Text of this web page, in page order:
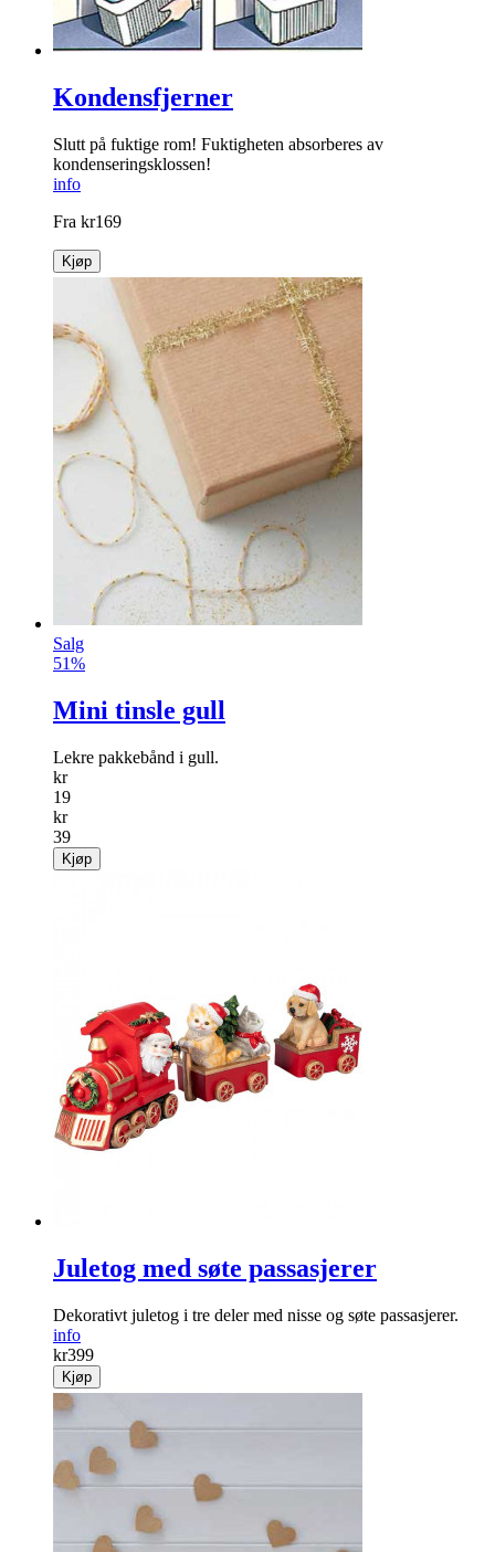
Kondensfjerner
Slutt på fuktige rom! Fuktigheten absorberes av
kondenseringsklossen!
info
Fra kr169
Kjøp
Salg
51%
Mini tinsle gull
Lekre pakkebånd i gull.
kr
19
kr
39
Kjøp
Juletog med søte passasjerer
Dekorativt juletog i tre deler med nisse og søte passasjerer.
info
kr399
Kjøp